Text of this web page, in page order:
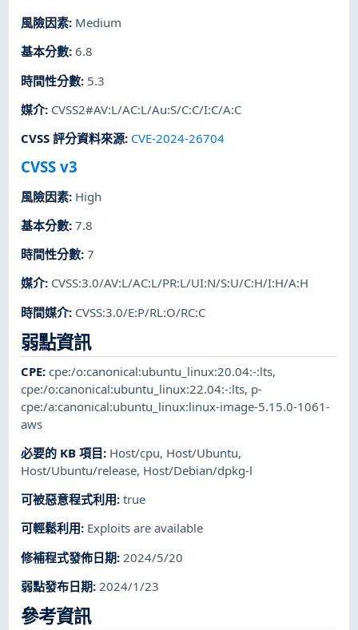
風險因素: Medium
基本分數:6.8
時間性分數: 5.3
媒介: CVSS2#AV:L/AC:L/Au:S/C:C/I:C/A:C
CVSS 評分資料來源: CVE-2024-26704
CVSS v3
風險因素: High
基本分數:7.8
時間性分數:7
媒介: CVSS:3.0/AV:L/AC:L/PR:L/UI:N/S:U/C:H/I:H/A:H
時間媒介: CVSS:3.0/E:P/RL:O/RC:C
弱點資訊
CPE:cpe:/o:canonical:ubuntu_linux:20.04:-:lts,
cpe:/o:canonical:ubuntu_linux:22.04:-:lts, p-
cpe:/a:canonical:ubuntu_linux:linux-image-5.15.0-1061-
aws
必要的 KB 項目: Host/cpu, Host/Ubuntu,
Host/Ubuntu/release, Host/Debian/dpkg-l
可被惡意程式利用:true
可輕鬆利用: Exploits are available
修補程式發佈日期: 2024/5/20
弱點發布日期:2024/1/23
參考資訊